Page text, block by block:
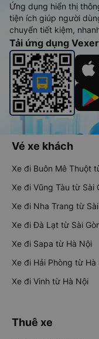
Ứng dụng hiển thị
tiện ích giúp người
chuyển tiết kiệm,
Tải ứng dụng
Vé xe khách
Xe đi Buôn Mê Thuột
Xe đi Vũng Tàu từ Sài
Xe đi Nha Trang từ Sài
Xe đi Đà Lạt từ Sài
Xe đi Sapa từ Hà Nội
Xe đi Hải Phòng từ Hà
Xe đi Vinh từ Hà Nội
Thuê xe